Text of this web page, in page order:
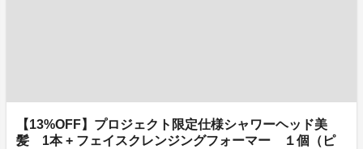
【13%OFF】プロジェクト限定仕様シャワーヘッド美
髪 1本 + フェイスクレンジングフォーマー １個（ピ